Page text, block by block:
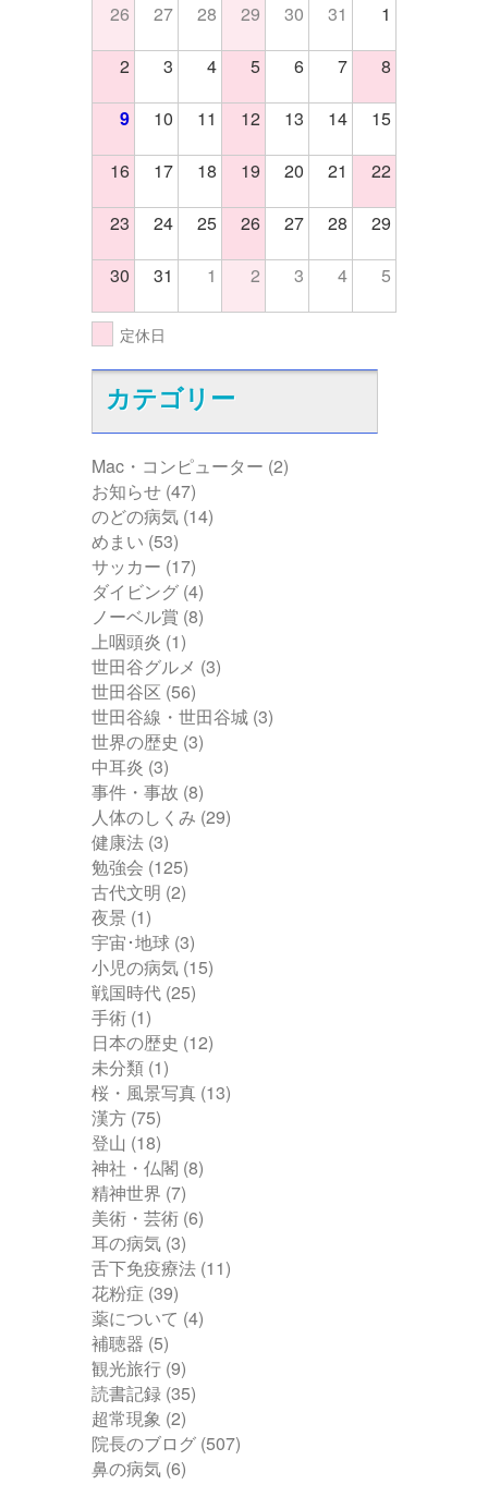
26 27 28 29 30 31 1
2 3 4 5 6 7 8
9 10 11 12 13 14 15
16 17 18 19 20 21 22
23 24 25 26 27 28 29
30 31 1 2 3 4 5
定休日
カテゴリー
Mac・コンピューター (2)
お知らせ (47)
のどの病気 (14)
めまい (53)
サッカー (17)
ダイビング (4)
ノーベル賞 (8)
上咽頭炎 (1)
世田谷グルメ (3)
世田谷区 (56)
世田谷線・世田谷城 (3)
世界の歴史 (3)
中耳炎 (3)
事件・事故 (8)
人体のしくみ (29)
健康法 (3)
勉強会 (125)
古代文明 (2)
夜景 (1)
宇宙･地球 (3)
小児の病気 (15)
戦国時代 (25)
手術 (1)
日本の歴史 (12)
未分類 (1)
桜・風景写真 (13)
漢方 (75)
登山 (18)
神社・仏閣 (8)
精神世界 (7)
美術・芸術 (6)
耳の病気 (3)
舌下免疫療法 (11)
花粉症 (39)
薬について (4)
補聴器 (5)
観光旅行 (9)
読書記録 (35)
超常現象 (2)
院長のブログ (507)
鼻の病気 (6)